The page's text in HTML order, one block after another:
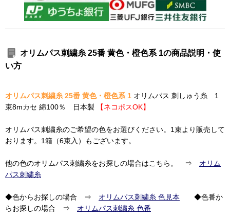
オリムパス刺繍糸 25番 黄色・橙色系 1の商品説明・使
い方
オリムパス刺繍糸 25番 黄色・橙色系 1 オリムパス 刺しゅう糸 1
束8mカセ 綿100％ 日本製
【ネコポスOK】
オリムパス刺繍糸のご希望の色をお選びください。1束より販売して
おります。1箱（6束入）もございます。
他の色のオリムパス刺繍糸をお探しの場合はこちら。 ⇒ オリム
パス刺繍糸
◆色からお探しの場合 ⇒ オリムパス刺繍糸 色見本 ◆色番か
らお探しの場合 ⇒ オリムパス刺繍糸 色番